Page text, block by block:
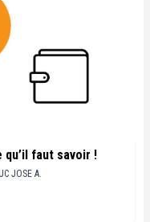
faut savoir !
JOSE A.